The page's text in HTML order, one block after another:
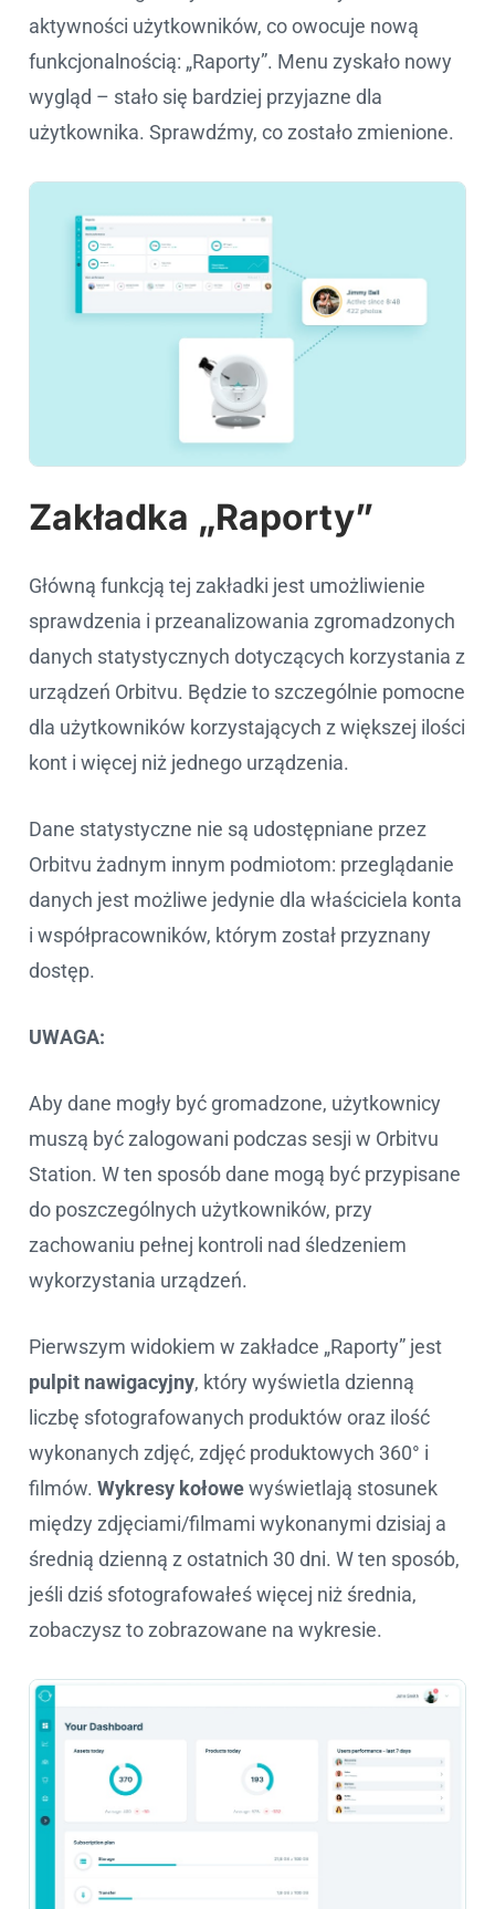
aktywności użytkowników, co owocuje nową
funkcjonalnością: „Raporty”. Menu zyskało nowy
wygląd – stało się bardziej przyjazne dla
użytkownika. Sprawdźmy, co zostało zmienione.
Zakładka „Raporty”
Główną funkcją tej zakładki jest umożliwienie
sprawdzenia i przeanalizowania zgromadzonych
danych statystycznych dotyczących korzystania z
urządzeń Orbitvu. Będzie to szczególnie pomocne
dla użytkowników korzystających z większej ilości
kont i więcej niż jednego urządzenia.
Dane statystyczne nie są udostępniane przez
Orbitvu żadnym innym podmiotom: przeglądanie
danych jest możliwe jedynie dla właściciela konta
i współpracowników, którym został przyznany
dostęp.
UWAGA:
Aby dane mogły być gromadzone, użytkownicy
muszą być zalogowani podczas sesji w Orbitvu
Station. W ten sposób dane mogą być przypisane
do poszczególnych użytkowników, przy
zachowaniu pełnej kontroli nad śledzeniem
wykorzystania urządzeń.
Pierwszym widokiem w zakładce „Raporty” jest
pulpit nawigacyjny, który wyświetla dzienną
liczbę sfotografowanych produktów oraz ilość
wykonanych zdjęć, zdjęć produktowych 360° i
filmów. Wykresy kołowewyświetlają stosunek
między zdjęciami/filmami wykonanymi dzisiaj a
średnią dzienną z ostatnich 30 dni. W ten sposób,
jeśli dziś sfotografowałeś więcej niż średnia,
zobaczysz to zobrazowane na wykresie.